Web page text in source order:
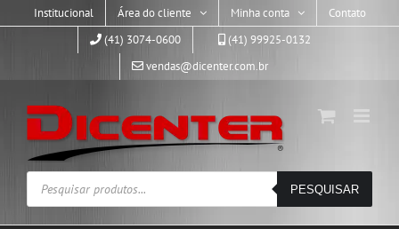
Institucional Área do cliente Minha conta
Contato
(41) 3074-0600
(41) 99925-0132
vendas@dicenter.com.br
Pesquisar
produtos
PESQUISAR